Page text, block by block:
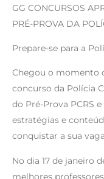
GG CONCURSOS
PRÉ-PROVA DA
Prepare-se para a
Chegou o momento
concurso da Polícia
do Pré-Prova PCRS
estratégias e
conquistar a sua
No dia 17 de janeiro
melhores